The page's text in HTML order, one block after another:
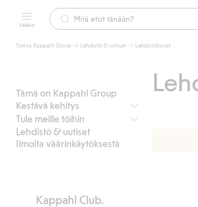
Valikko
Tietoa Kappahl Group Lehdistö & uutiset Lehdistökuvat
Tämä on Kappahl Group
Kestävä kehitys
Kestävyystavoitteemme
Ilmasto & ympäristö
Sosiaalinen kestävyys
Toimittajat & tehtaat
Tule meille töihin
Avoimet työpaikat
Työskentele myymälöissämme
Lehdistö & uutiset
Ilmoita väärinkäytöksestä
Kappahl Club.